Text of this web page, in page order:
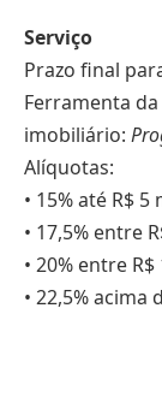
Serviço
Prazo final
Ferramenta
imobiliário:
Alíquotas:
• 15% até R$ 5
• 17,5% entre
• 20% entre
• 22,5% acima